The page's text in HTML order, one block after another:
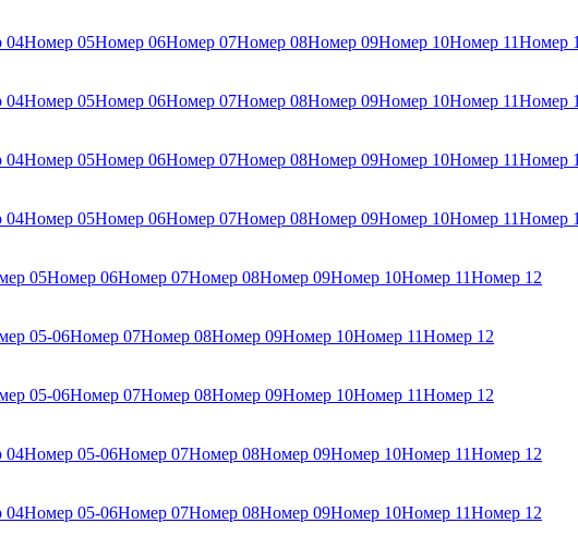
04Номер 05Номер 06Номер 07Номер 08Номер 09Номер 10Номер 11Номер
04Номер 05Номер 06Номер 07Номер 08Номер 09Номер 10Номер 11Номер
04Номер 05Номер 06Номер 07Номер 08Номер 09Номер 10Номер 11Номер
04Номер 05Номер 06Номер 07Номер 08Номер 09Номер 10Номер 11Номер
05Номер 06Номер 07Номер 08Номер 09Номер 10Номер 11Номер 12
05-06Номер 07Номер 08Номер 09Номер 10Номер 11Номер 12
05-06Номер 07Номер 08Номер 09Номер 10Номер 11Номер 12
04Номер 05-06Номер 07Номер 08Номер 09Номер 10Номер 11Номер 12
04Номер 05-06Номер 07Номер 08Номер 09Номер 10Номер 11Номер 12